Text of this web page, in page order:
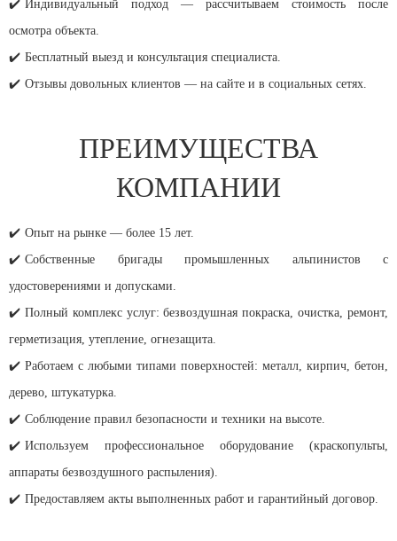
✔️ Индивидуальный подход — рассчитываем стоимость после
осмотра объекта.
✔️ Бесплатный выезд и консультация специалиста.
✔️ Отзывы довольных клиентов — на сайте и в социальных сетях.
ПРЕИМУЩЕСТВА
КОМПАНИИ
✔️ Опыт на рынке — более 15 лет.
✔️ Собственные бригады промышленных альпинистов с
удостоверениями и допусками.
✔️ Полный комплекс услуг: безвоздушная покраска, очистка, ремонт,
герметизация, утепление, огнезащита.
✔️ Работаем с любыми типами поверхностей: металл, кирпич, бетон,
дерево, штукатурка.
✔️ Соблюдение правил безопасности и техники на высоте.
✔️ Используем профессиональное оборудование (краскопульты,
аппараты безвоздушного распыления).
✔️ Предоставляем акты выполненных работ и гарантийный договор.